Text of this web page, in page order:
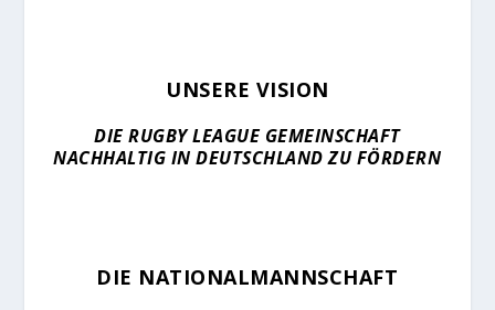
UNSERE VISION
DIE RUGBY LEAGUE GEMEINSCHAFT
NACHHALTIG IN DEUTSCHLAND ZU FÖRDERN
DIE NATIONALMANNSCHAFT